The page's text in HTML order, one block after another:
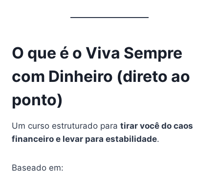
O que é o Viva Sempre
com Dinheiro (direto ao
ponto)
Um curso estruturado para tirar você do caos
financeiro e levar para estabilidade.
Baseado em: